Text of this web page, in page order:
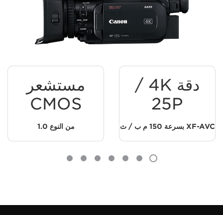
دقة 4K /
XF-AVC بسرعة 150 م ب / ث
مستشعر
CMOS
من النوع 1.0